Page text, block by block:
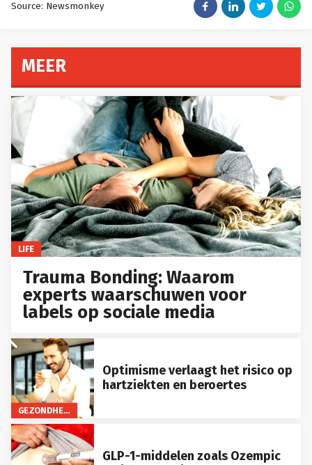
Source: Newsmonkey
MEER
LIFE
Trauma Bonding: Waarom
experts waarschuwen voor
labels op sociale media
GEZONDHEID
Optimisme verlaagt het risico op
hartziekten en beroertes
GLP-1-middelen zoals Ozempic